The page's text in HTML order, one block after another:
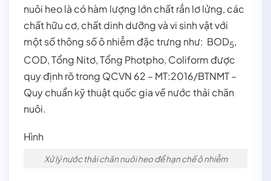
nuôi heo là có hàm lượng lớn chất rắn lơ lửng, các
chất hữu cơ, chất dinh dưỡng và vi sinh vật với
một số thông số ô nhiễm đặc trưng như: BOD5,
COD, Tổng Nitơ, Tổng Photpho, Coliform được
quy định rõ trong QCVN 62 – MT:2016/BTNMT –
Quy chuẩn kỹ thuật quốc gia về nước thải chăn
nuôi.
Hình
Xử lý nước thải chăn nuôi heo để hạn chế ô nhiễm